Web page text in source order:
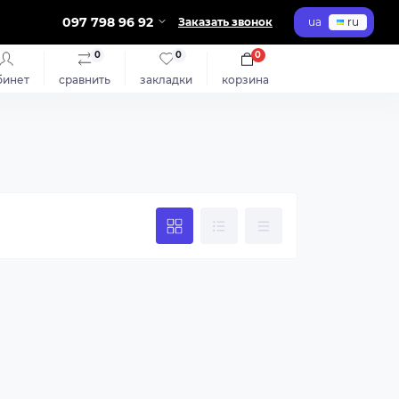
097 798 96 92 Заказать звонок ua ru
сравнить
0
закладки
0
корзина
0